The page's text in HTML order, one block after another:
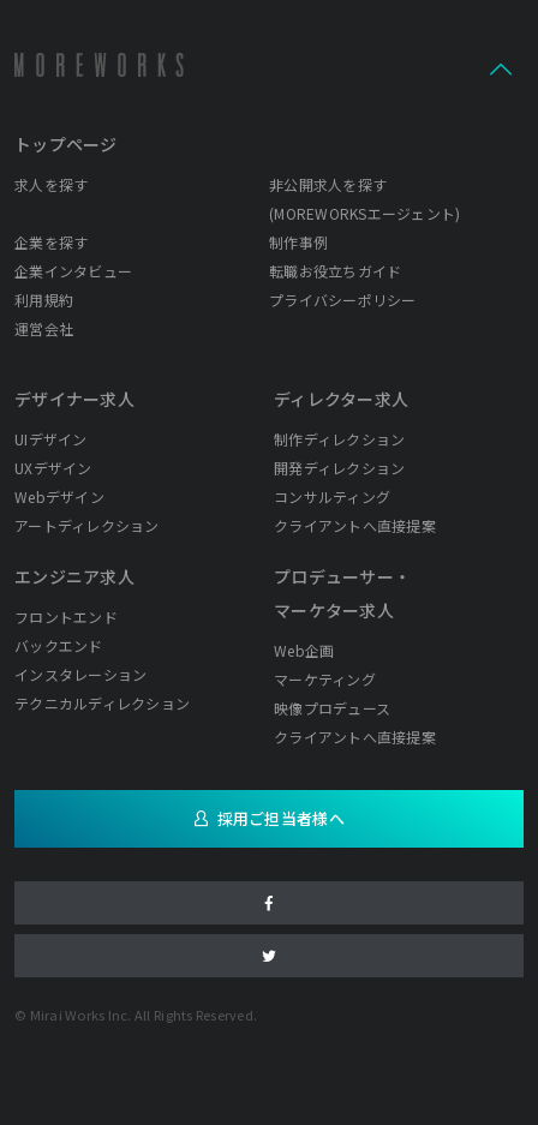
トップページ
求人を探す
非公開求人を探す
(MOREWORKSエージェント)
企業を探す
制作事例
企業インタビュー
転職お役立ちガイド
利用規約
プライバシーポリシー
運営会社
デザイナー求人
UIデザイン
UXデザイン
Webデザイン
アートディレクション
エンジニア求人
フロントエンド
バックエンド
インスタレーション
テクニカルディレクション
ディレクター求人
制作ディレクション
開発ディレクション
コンサルティング
クライアントへ直接提案
プロデューサー・
マーケター求人
Web企画
マーケティング
映像プロデュース
クライアントへ直接提案
採用ご担当者様へ
© Mirai Works Inc. All Rights Reserved.